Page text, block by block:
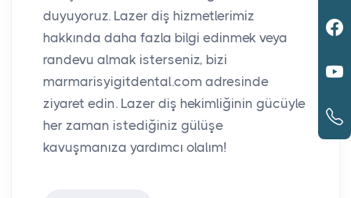
duyuyoruz. Lazer diş hizmetlerimiz
hakkında daha fazla bilgi edinmek veya
randevu almak isterseniz, bizi
marmarisyigitdental.com adresinde
ziyaret edin. Lazer diş hekimliğinin gücüyle
her zaman istediğiniz gülüşe
kavuşmanıza yardımcı olalım!